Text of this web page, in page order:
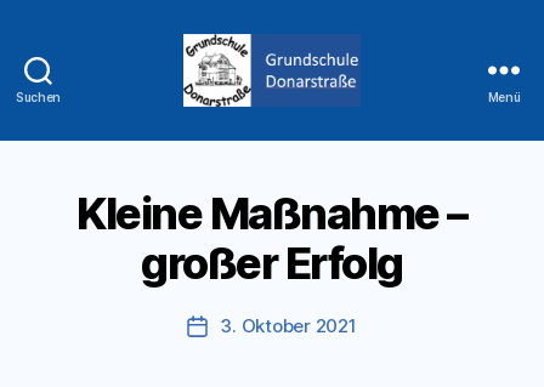
Suchen
Donarstraße
Menü
Kleine Maßnahme –
großer Erfolg
Veröffentlichungsdatum
3. Oktober 2021